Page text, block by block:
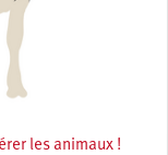
les animaux !